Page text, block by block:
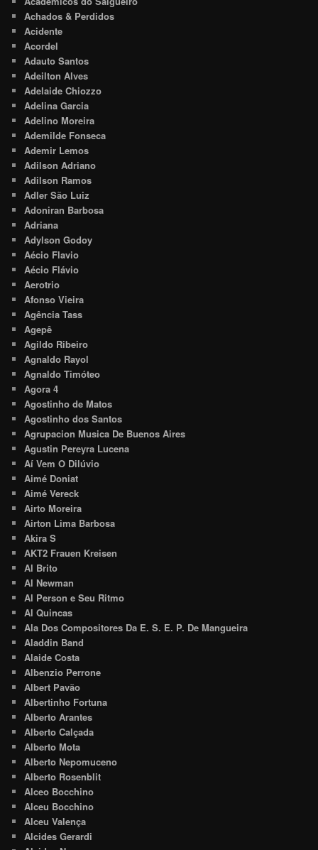
Achados & Perdidos
Acidente
Acordel
Adauto Santos
Adeilton Alves
Adelaide Chiozzo
Adelina Garcia
Adelino Moreira
Ademilde Fonseca
Ademir Lemos
Adilson Adriano
Adilson Ramos
Adler São Luiz
Adoniran Barbosa
Adriana
Adylson Godoy
Aécio Flavio
Aécio Flávio
Aerotrio
Afonso Vieira
Agência Tass
Agepê
Agildo Ribeiro
Agnaldo Rayol
Agnaldo Timóteo
Agora 4
Agostinho de Matos
Agostinho dos Santos
Agrupacion Musica De Buenos Aires
Agustin Pereyra Lucena
Aí Vem O Dilúvio
Aimé Doniat
Aimé Vereck
Airto Moreira
Airton Lima Barbosa
Akira S
AKT2 Frauen Kreisen
Al Brito
Al Newman
Al Person e Seu Ritmo
Al Quincas
Ala Dos Compositores Da E. S. E. P. De Mangueira
Aladdin Band
Alaide Costa
Albenzio Perrone
Albert Pavão
Albertinho Fortuna
Alberto Arantes
Alberto Calçada
Alberto Mota
Alberto Nepomuceno
Alberto Rosenblit
Alceo Bocchino
Alceu Bocchino
Alceu Valença
Alcides Gerardi